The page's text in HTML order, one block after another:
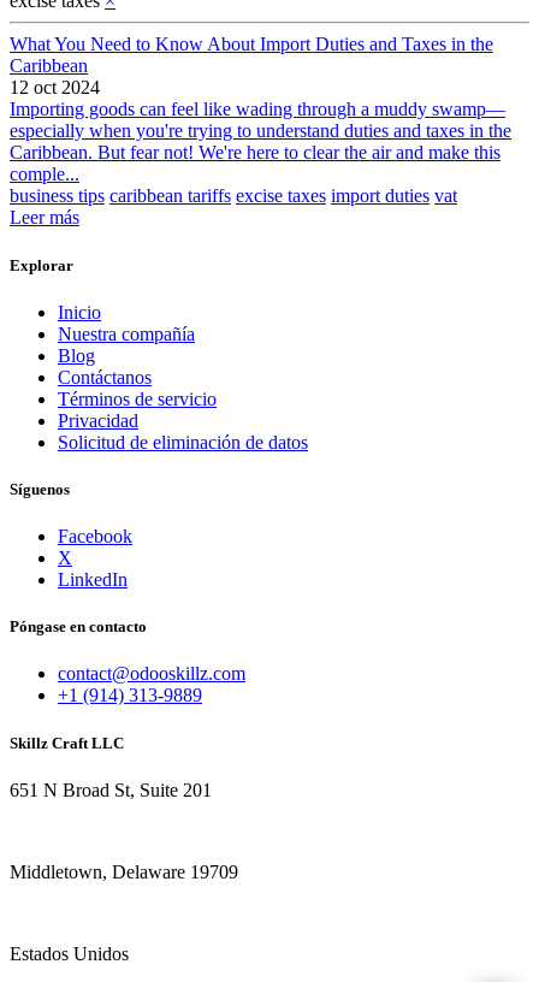
What You Need to Know About Import Duties and Taxes in the
Caribbean
12 oct 2024
Importing goods can feel like wading through a muddy swamp—
especially when you're trying to understand duties and taxes in the
Caribbean. But fear not! We're here to clear the air and make this
comple...
business tips caribbean tariffs excise taxes import duties vat
Leer más
Explorar
Inicio
Nuestra compañía
Blog
Contáctanos
Términos de servicio
Privacidad
Solicitud de eliminación de datos
Síguenos
Facebook
X
LinkedIn
Póngase en contacto
contact@odooskillz.com
+1 (914) 313-9889
Skillz Craft LLC
651 N Broad St, Suite 201
Middletown, Delaware 19709
Estados Unidos